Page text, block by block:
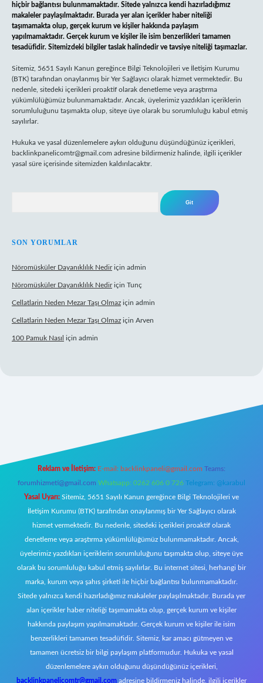
hiçbir bağlantısı bulunmamaktadır. Sitede yalnızca kendi hazırladığımız
makaleler paylaşılmaktadır. Burada yer alan içerikler haber niteliği
taşımamakta olup, gerçek kurum ve kişiler hakkında paylaşım
yapılmamaktadır. Gerçek kurum ve kişiler ile isim benzerlikleri tamamen
tesadüfidir. Sitemizdeki bilgiler taslak halindedir ve tavsiye niteliği taşımazlar.
Sitemiz, 5651 Sayılı Kanun gereğince Bilgi Teknolojileri ve İletişim Kurumu
(BTK) tarafından onaylanmış bir Yer Sağlayıcı olarak hizmet vermektedir. Bu
nedenle, sitedeki içerikleri proaktif olarak denetleme veya araştırma
yükümlülüğümüz bulunmamaktadır. Ancak, üyelerimiz yazdıkları içeriklerin
sorumluluğunu taşımakta olup, siteye üye olarak bu sorumluluğu kabul etmiş
sayılırlar.
Hukuka ve yasal düzenlemelere aykırı olduğunu düşündüğünüz içerikleri,
backlinkpanelicomtr@gmail.com adresine bildirmeniz halinde, ilgili içerikler
yasal süre içerisinde sitemizden kaldırılacaktır.
SON YORUMLAR
Nöromüsküler Dayanıklılık Nediriçin admin
Nöromüsküler Dayanıklılık Nediriçin Tunç
Cellatlarin Neden Mezar Taşı Olmaz için admin
Cellatlarin Neden Mezar Taşı Olmaz için Arven
100 Pamuk Nasıl için admin
Reklam ve İletişim: E-mail: backlinkpaneli@gmail.com Teams:
forumhizmeti@gmail.com Whatsapp: 0262 606 0 726 Telegram: @karabul
Yasal Uyarı: Sitemiz, 5651 Sayılı Kanun gereğince Bilgi Teknolojileri ve
İletişim Kurumu (BTK) tarafından onaylanmış bir Yer Sağlayıcı olarak
hizmet vermektedir. Bu nedenle, sitedeki içerikleri proaktif olarak
denetleme veya araştırma yükümlülüğümüz bulunmamaktadır. Ancak,
üyelerimiz yazdıkları içeriklerin sorumluluğunu taşımakta olup, siteye üye
olarak bu sorumluluğu kabul etmiş sayılırlar. Bu internet sitesi, herhangi bir
marka, kurum veya şahıs şirketi ile hiçbir bağlantısı bulunmamaktadır.
Sitede yalnızca kendi hazırladığımız makaleler paylaşılmaktadır. Burada yer
alan içerikler haber niteliği taşımamakta olup, gerçek kurum ve kişiler
hakkında paylaşım yapılmamaktadır. Gerçek kurum ve kişiler ile isim
benzerlikleri tamamen tesadüfidir. Sitemiz, kar amacı gütmeyen ve
tamamen ücretsiz bir bilgi paylaşım platformudur. Hukuka ve yasal
düzenlemelere aykırı olduğunu düşündüğünüz içerikleri,
backlinkpanelicomtr@gmail.com adresine bildirmeniz halinde, ilgili içerikler